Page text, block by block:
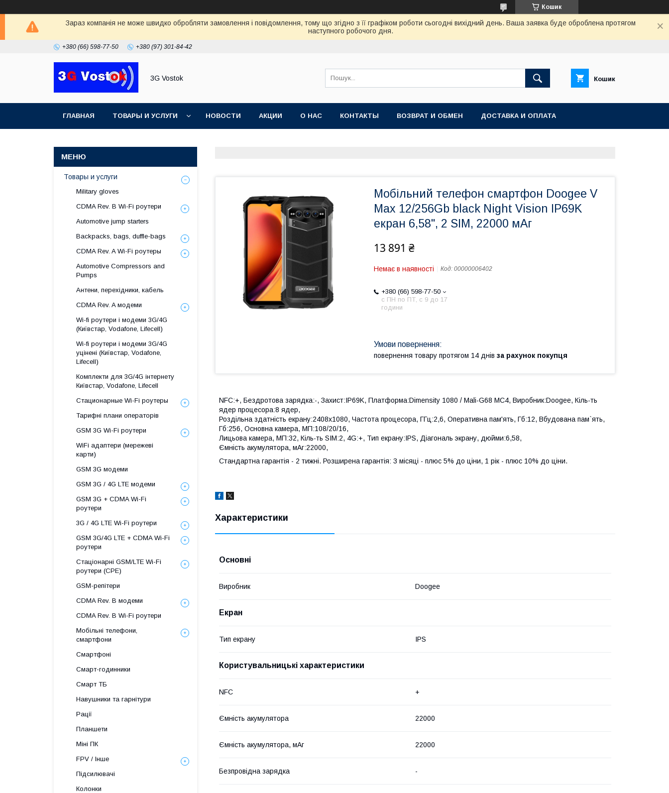
Кошик
Зараз компанія не може швидко обробляти замовлення і повідомлення, тому що згідно з її графіком роботи сьогодні вихідний день. Ваша заявка буде оброблена протягом
наступного робочого дня.
+380 (66) 598-77-50 +380 (97) 301-84-42
3G Vostok Кошик
ГЛАВНАЯ ТОВАРЫ И УСЛУГИ НОВОСТИ АКЦИИ О НАС КОНТАКТЫ ВОЗВРАТ И ОБМЕН ДОСТАВКА И ОПЛАТА
Мобільний телефон смартфон Doogee V
Max 12/256Gb black Night Vision IP69K
екран 6,58'', 2 SIM, 22000 мАг
13 891 ₴
Немає в наявності Код: 00000006402
+380 (66) 598-77-50
с ПН по ПТ, с 9 до 17
години
повернення товару протягом 14 днів за рахунок покупця
NFC:+, Бездротова зарядка:-, Захист:IP69K, Платформа:Dimensity 1080 / Mali-G68 MC4, Виробник:Doogee, Кіль-ть
ядер процесора:8 ядер,
Роздільна здатність екрану:2408x1080, Частота процесора, ГГц:2,6, Оперативна пам'ять, Гб:12, Вбудована пам`ять,
Гб:256, Основна камера, МП:108/20/16,
Лицьова камера, МП:32, Кіль-ть SIM:2, 4G:+, Тип екрану:IPS, Діагональ экрану, дюйми:6,58,
Ємність акумулятора, мАг:22000,
Стандартна гарантія - 2 тижні. Розширена гарантія: 3 місяці - плюс 5% до ціни, 1 рік - плюс 10% до ціни.
Характеристики
Основні
Виробник Doogee
Екран
Тип екрану IPS
Користувальницькі характеристики
NFC +
Ємність акумулятора 22000
Ємність акумулятора, мАг 22000
Безпровідна зарядка -
Товары и услуги
Military gloves
CDMA Rev. B Wi-Fi роутери
Automotive jump starters
Backpacks, bags, duffle-bags
CDMA Rev. A Wi-Fi роутеры
Automotive Compressors and
Pumps
Антени, перехідники, кабель
CDMA Rev. A модеми
Wi-fi роутери і модеми 3G/4G
(Київстар, Vodafone, Lifecell)
Wi-fi роутери і модеми 3G/4G
уцінені (Київстар, Vodafone,
Lifecell)
Комплекти для 3G/4G інтернету
Київстар, Vodafone, Lifecell
Стационарные Wi-Fi роутеры
Тарифні плани операторів
GSM 3G Wi-Fi роутери
WiFi адаптери (мережеві
карти)
GSM 3G модеми
GSM 3G / 4G LTE модеми
GSM 3G + CDMA Wi-Fi
роутери
3G / 4G LTE Wi-Fi роутери
GSM 3G/4G LTE + CDMA Wi-Fi
роутери
Стаціонарні GSM/LTE Wi-Fi
роутери (CPE)
GSM-репітери
CDMA Rev. B модеми
CDMA Rev. B Wi-Fi роутери
Мобільні телефони,
смартфони
Смартфоні
Смарт-годинники
Смарт ТБ
Навушники та гарнітури
Рації
Планшети
Міні ПК
FPV / Інше
Підсилювачі
Колонки